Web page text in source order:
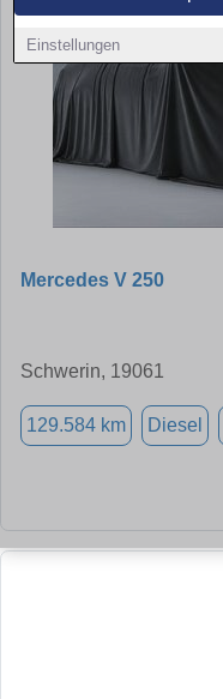
Einstellungen
Mercedes V 250
Schwerin, 19061
129.584 km Diesel